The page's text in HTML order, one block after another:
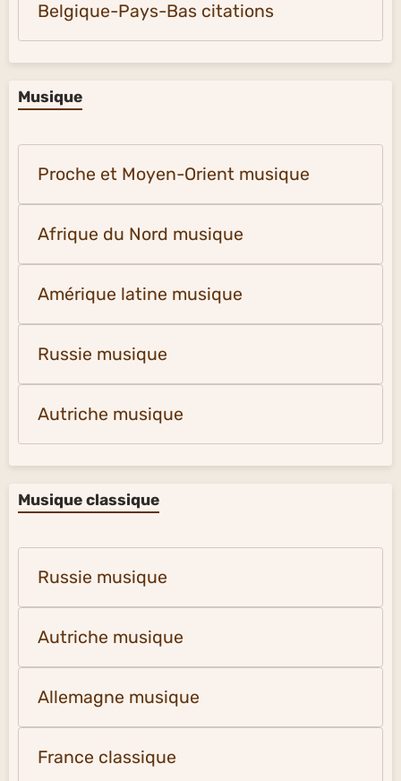
Belgique-Pays-Bas citations
Musique
Proche et Moyen-Orient musique
Afrique du Nord musique
Amérique latine musique
Russie musique
Autriche musique
Musique classique
Russie musique
Autriche musique
Allemagne musique
France classique